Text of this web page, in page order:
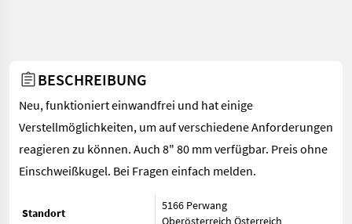
BESCHREIBUNG
Neu, funktioniert einwandfrei und hat einige
Verstellmöglichkeiten, um auf verschiedene Anforderungen
reagieren zu können. Auch 8" 80 mm verfügbar. Preis ohne
Einschweißkugel. Bei Fragen einfach melden.
Standort
5166 Perwang
Oberösterreich Österreich